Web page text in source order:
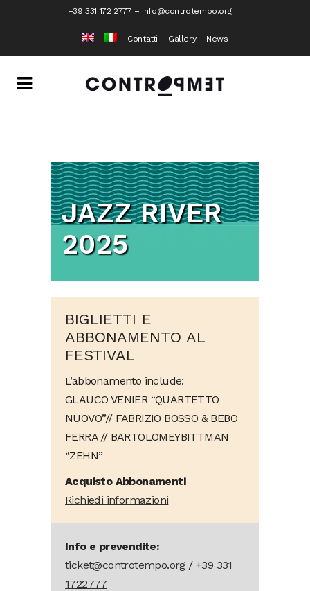
+39 331 172 2777 – info@controtempo.org
Contatti Gallery News
JAZZ RIVER
2025
BIGLIETTI E
ABBONAMENTO AL
FESTIVAL
L’abbonamento include:
GLAUCO VENIER “QUARTETTO
NUOVO”// FABRIZIO BOSSO & BEBO
FERRA // BARTOLOMEYBITTMAN
“ZEHN”
Acquisto Abbonamenti
Richiedi informazioni
Info e prevendite:
ticket@controtempo.org/+39 331
1722777